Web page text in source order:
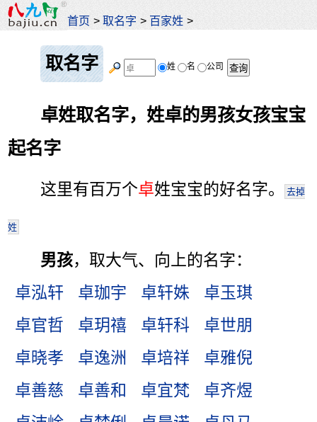
首页 >取名字 > 百家姓 >
取名字 姓 名 公司
卓姓取名字，姓卓的男孩女孩宝宝
起名字
这里有百万个卓姓宝宝的好名字。 去掉
姓
男孩，取大气、向上的名字：
卓泓轩
卓珈宇 卓轩姝
卓玉琪
卓官哲
卓玥禧 卓轩科
卓世朋
卓晓孝
卓逸洲 卓培祥
卓雅倪
卓善慈
卓善和 卓宜梵
卓齐煜